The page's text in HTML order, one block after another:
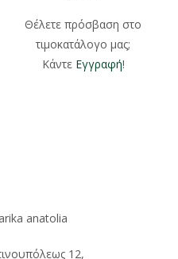
Θέλετε πρόσβαση στο
τιμοκατάλογο μας;
Κάντε Εγγραφή!
12,